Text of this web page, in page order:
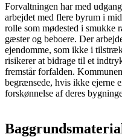
Forvaltningen har med
arbejdet med flere byrum i
rolle som mødested i smukke
gæster og beboere. Der
ejendomme, som ikke i
risikerer at bidrage til et
fremstår forfalden.
begrænsede, hvis ikke ejerne
forskønnelse af deres